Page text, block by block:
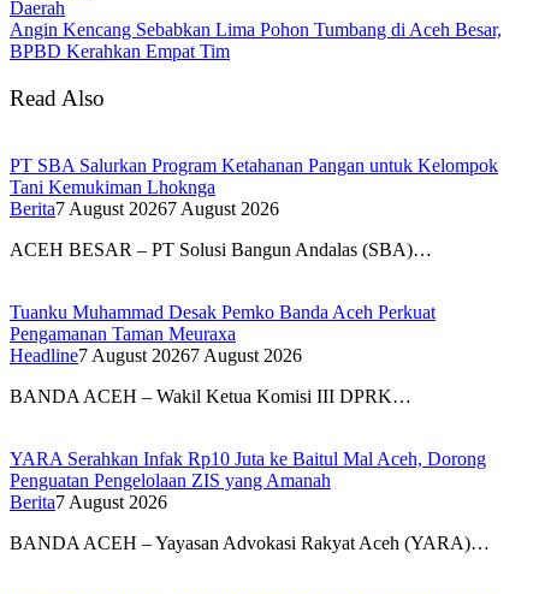
Daerah
Angin Kencang Sebabkan Lima Pohon Tumbang di Aceh Besar,
BPBD Kerahkan Empat Tim
Read Also
PT SBA Salurkan Program Ketahanan Pangan untuk Kelompok
Tani Kemukiman Lhoknga
Berita7 August 20267 August 2026
ACEH BESAR – PT Solusi Bangun Andalas (SBA)…
Tuanku Muhammad Desak Pemko Banda Aceh Perkuat
Pengamanan Taman Meuraxa
Headline7 August 20267 August 2026
BANDA ACEH – Wakil Ketua Komisi III DPRK…
YARA Serahkan Infak Rp10 Juta ke Baitul Mal Aceh, Dorong
Penguatan Pengelolaan ZIS yang Amanah
Berita7 August 2026
BANDA ACEH – Yayasan Advokasi Rakyat Aceh (YARA)…